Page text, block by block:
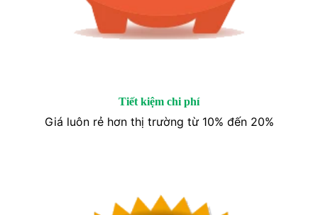
Tiết kiệm chi phí
Giá luôn rẻ hơn thị trường từ 10% đến 20%